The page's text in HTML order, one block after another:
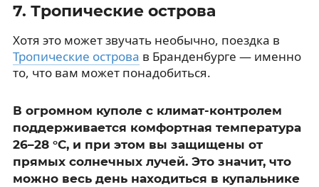
7. Тропические острова
Хотя это может звучать необычно, поездка в
Тропические острова в Бранденбурге — именно
то, что вам может понадобиться.
В огромном куполе с климат-контролем
поддерживается комфортная температура
26–28 °C, и при этом вы защищены от
прямых солнечных лучей. Это значит, что
можно весь день находиться в купальнике